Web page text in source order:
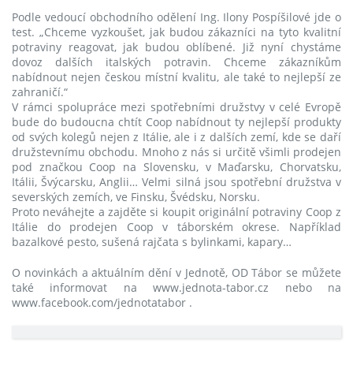
Podle vedoucí obchodního odělení Ing. Ilony Pospíšilové jde o
test. „Chceme vyzkoušet, jak budou zákazníci na tyto kvalitní
potraviny reagovat, jak budou oblíbené. Již nyní chystáme
dovoz dalších italských potravin. Chceme zákazníkům
nabídnout nejen českou místní kvalitu, ale také to nejlepší ze
zahraničí.“
V rámci spolupráce mezi spotřebními družstvy v celé Evropě
bude do budoucna chtít Coop nabídnout ty nejlepší produkty
od svých kolegů nejen z Itálie, ale i z dalších zemí, kde se daří
družstevnímu obchodu. Mnoho z nás si určitě všimli prodejen
pod značkou Coop na Slovensku, v Maďarsku, Chorvatsku,
Itálii, Švýcarsku, Anglii… Velmi silná jsou spotřební družstva v
severských zemích, ve Finsku, Švédsku, Norsku.
Proto neváhejte a zajděte si koupit originální potraviny Coop z
Itálie do prodejen Coop v táborském okrese. Například
bazalkové pesto, sušená rajčata s bylinkami, kapary…
O novinkách a aktuálním dění v Jednotě, OD Tábor se můžete
také informovat na www.jednota-tabor.cz nebo na
www.facebook.com/jednotatabor .